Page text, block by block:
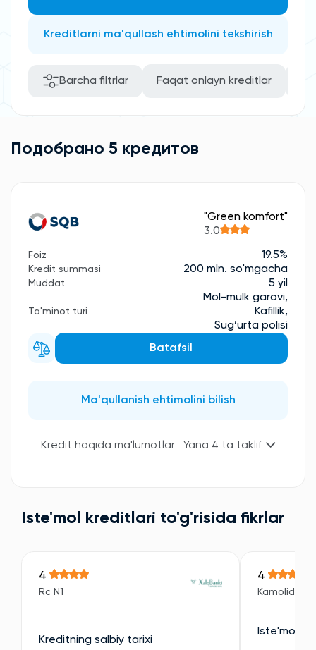
Kreditlarni ma'qullash ehtimolini tekshirish
Barcha filtrlar Faqat onlayn kreditlar
Подобрано 5 кредитов
"Green komfort"
3.0
Foiz 19.5%
Kredit summasi 200 mln. so'mgacha
Muddat 5 yil
Ta'minot turi
Mol-mulk garovi,
Kafillik,
Sug’urta polisi
Batafsil
Ma'qullanish ehtimolini bilish
Kredit haqida ma'lumotlar Yana 4 ta taklif
Iste'mol kreditlari to'g'risida fikrlar
4
Rc N1
Kreditning salbiy tarixi
4
Kamoliddin
Iste'mol